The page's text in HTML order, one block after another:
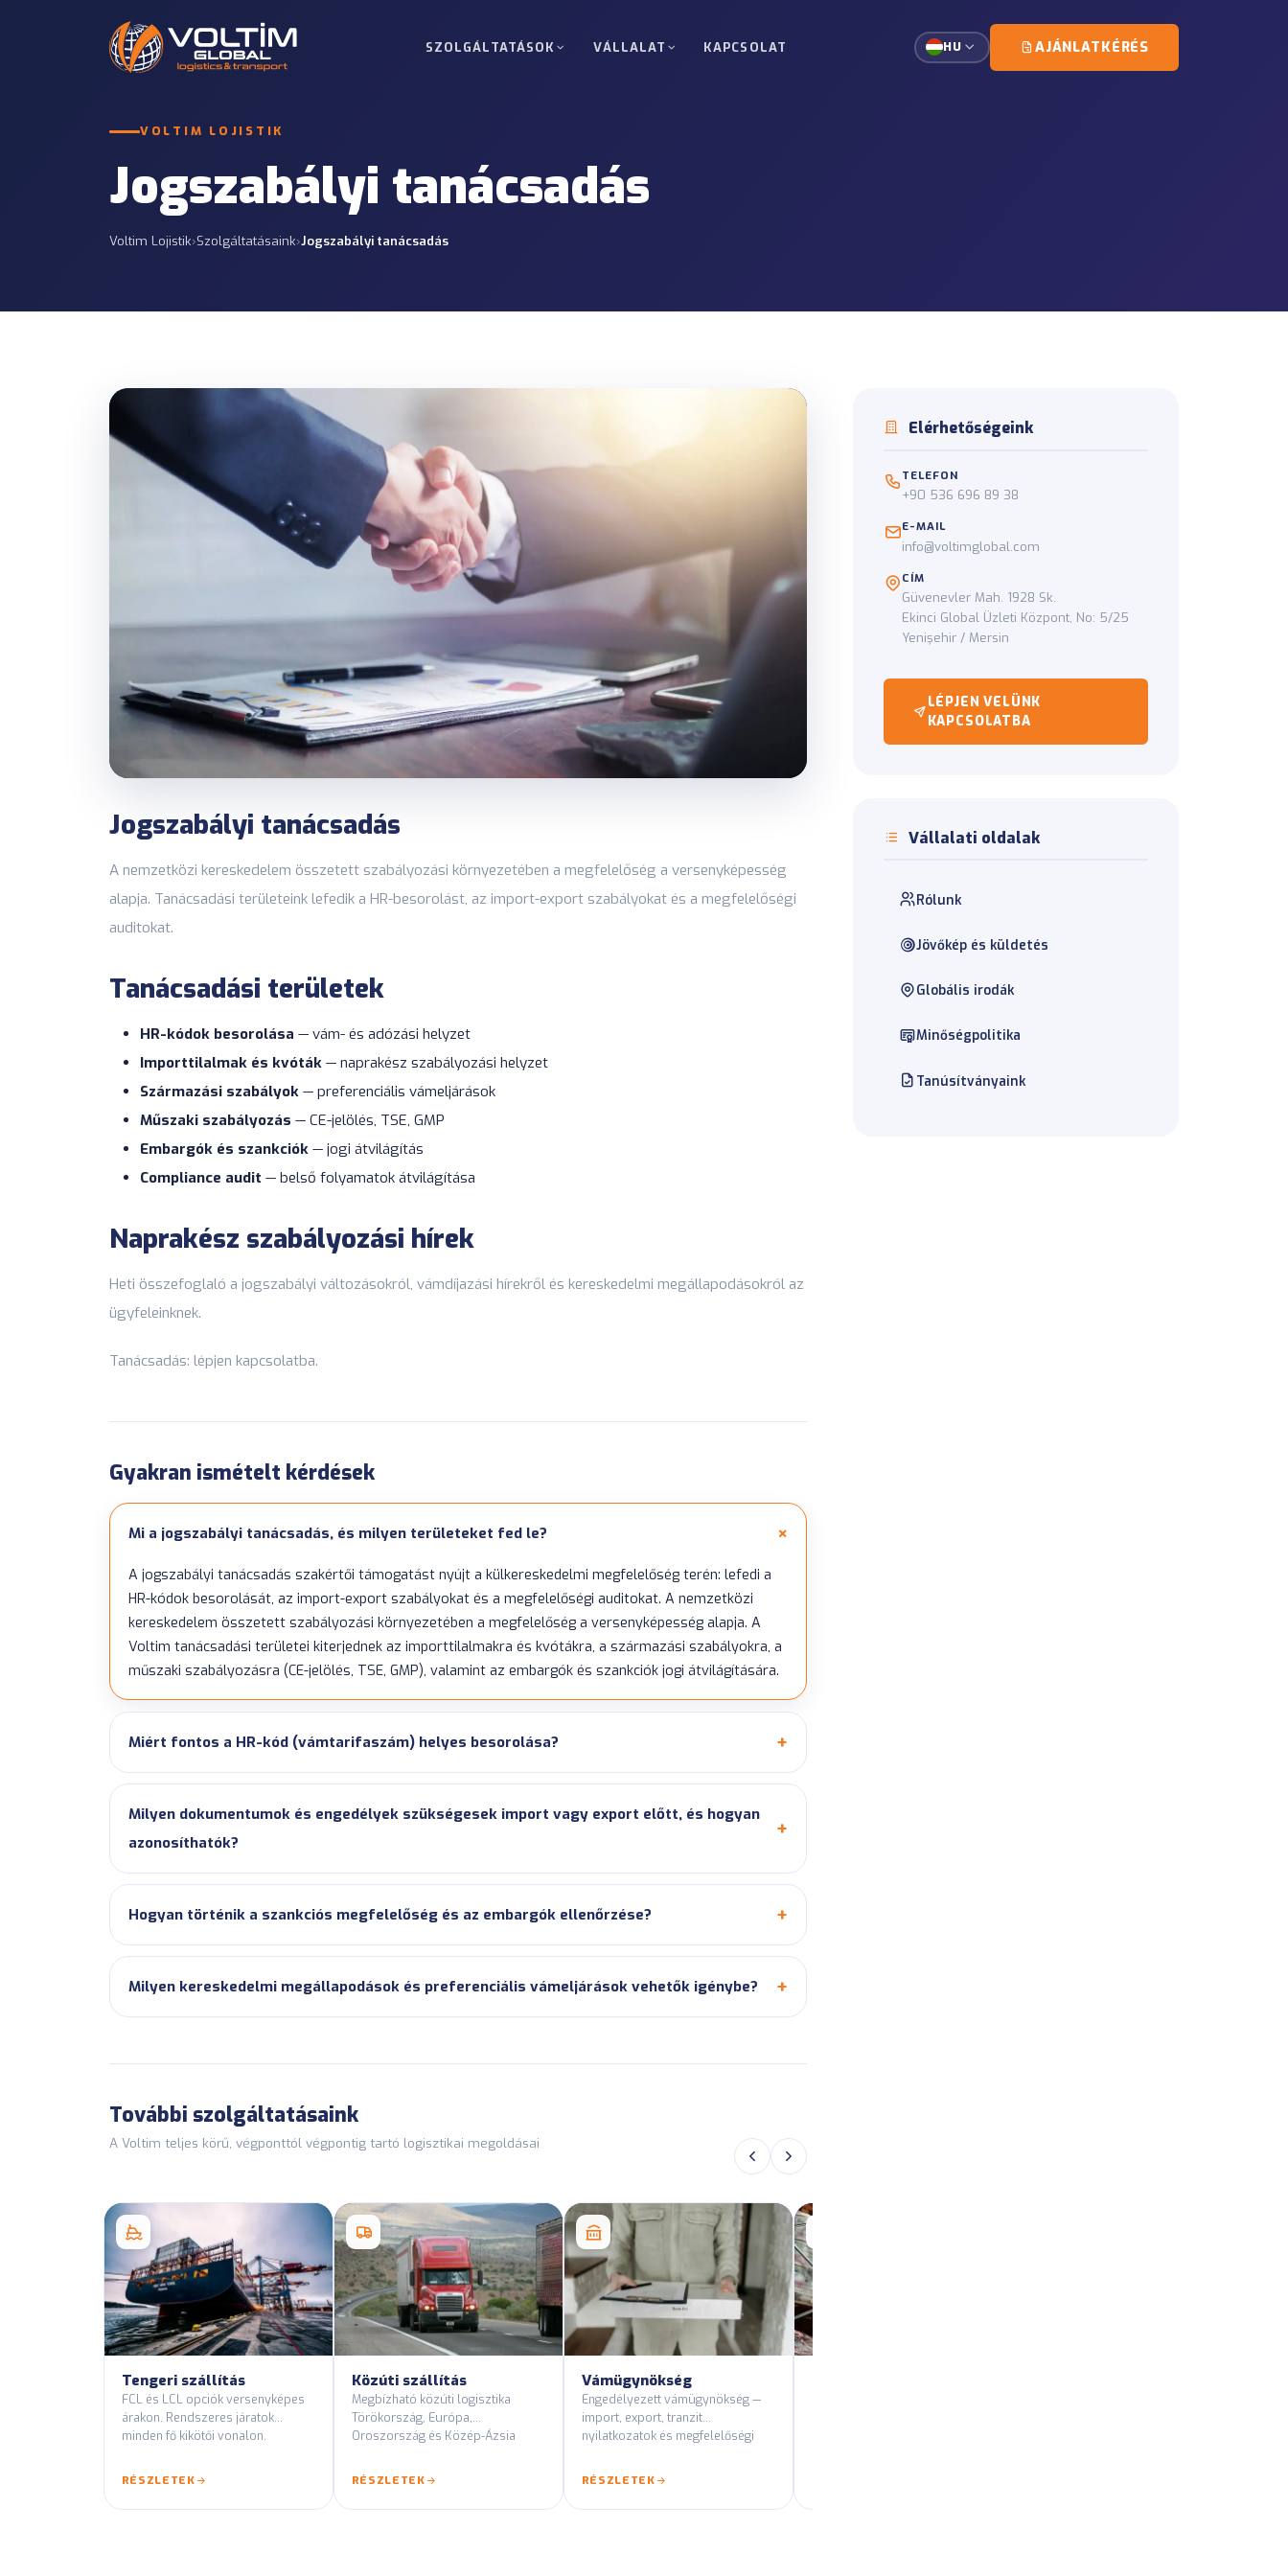
SZOLGÁLTATÁSOK
Közúti szállítás
Vámügyintézés Részrakomány (LTL)
Gazdaságos, rendszeres gyűjtőszállítás kis küldemények
Kikötő- és helyszíni kiszállítás
Kiszállítás kikötőkből raktárakba, gyárakba vagy projekt-
helyszínekre.
Daru és targonca műveletek
Berendezés-támogatás rakodáshoz, lerakodáshoz és helyszíni
Napi járműkövetés
Jármű-pozíció követése és rendszeres ügyfélkommunikáció a
szállítás során.
Teljes körű ügyintézés a felvevőhelytől a célcímig.
VÁLLALAT KAPCSOLAT HU AJÁNLATKÉRÉS
VOLTIM LOJISTIK
Jogszabályi tanácsadás
Voltim Lojistik›Szolgáltatásaink›Jogszabályi tanácsadás
Jogszabályi tanácsadás
A nemzetközi kereskedelem összetett szabályozási környezetében a megfelelőség a versenyképesség
alapja. Tanácsadási területeink lefedik a HR-besorolást, az import-export szabályokat és a megfelelőségi
auditokat.
Tanácsadási területek
HR-kódok besorolása — vám- és adózási helyzet
Importtilalmak és kvóták — naprakész szabályozási helyzet
Származási szabályok — preferenciális vámeljárások
Műszaki szabályozás — CE-jelölés, TSE, GMP
Embargók és szankciók — jogi átvilágítás
Compliance audit — belső folyamatok átvilágítása
Naprakész szabályozási hírek
Heti összefoglaló a jogszabályi változásokról, vámdíjazási hírekről és kereskedelmi megállapodásokról az
ügyfeleinknek.
Tanácsadás: lépjen kapcsolatba.
Gyakran ismételt kérdések
Mi a jogszabályi tanácsadás, és milyen területeket fed le?
A jogszabályi tanácsadás szakértői támogatást nyújt a külkereskedelmi megfelelőség terén: lefedi a
HR-kódok besorolását, az import-export szabályokat és a megfelelőségi auditokat. A nemzetközi
kereskedelem összetett szabályozási környezetében a megfelelőség a versenyképesség alapja. A
Voltim tanácsadási területei kiterjednek az importtilalmakra és kvótákra, a származási szabályokra, a
műszaki szabályozásra (CE-jelölés, TSE, GMP), valamint az embargók és szankciók jogi átvilágítására.
Miért fontos a HR-kód (vámtarifaszám) helyes besorolása?
Milyen dokumentumok és engedélyek szükségesek import vagy export előtt, és hogyan
azonosíthatók?
Hogyan történik a szankciós megfelelőség és az embargók ellenőrzése?
Milyen kereskedelmi megállapodások és preferenciális vámeljárások vehetők igénybe?
További szolgáltatásaink
A Voltim teljes körű, végponttól végpontig tartó logisztikai megoldásai
Tengeri szállítás
FCL és LCL opciók versenyképes
árakon. Rendszeres járatok
minden fő kikötői vonalon.
RÉSZLETEK
Közúti szállítás
Megbízható közúti logisztika
Törökország, Európa,
Oroszország és Közép-Ázsia
RÉSZLETEK
Vámügynökség
Engedélyezett vámügynökség —
import, export, tranzit
nyilatkozatok és megfelelőségi
RÉSZLETEK
Elérhetőségeink
TELEFON
+90 536 696 89 38
E-MAIL
info@voltimglobal.com
CÍM
Güvenevler Mah. 1928 Sk.
Ekinci Global Üzleti Központ, No: 5/25
Yenişehir / Mersin
LÉPJEN VELÜNK
KAPCSOLATBA
Vállalati oldalak
Rólunk
Jövőkép és küldetés
Globális irodák
Minőségpolitika
Tanúsítványaink